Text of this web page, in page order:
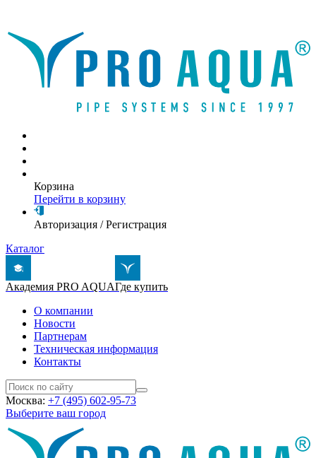
Корзина
Перейти в корзину
Авторизация /Регистрация
Каталог
Академия PRO AQUAГде купить
О компании
Новости
Партнерам
Техническая информация
Контакты
Москва: +7 (495) 602-95-73
Выберите ваш город